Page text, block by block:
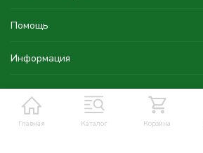
Главная Каталог Корзина
Помощь
Информация